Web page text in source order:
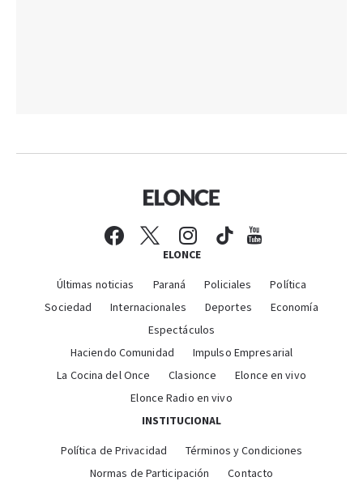
ELONCE
Últimas noticias Paraná Policiales
Política
Sociedad
Internacionales Deportes
Economía
Espectáculos
Haciendo Comunidad
Impulso Empresarial
La Cocina del Once
Clasionce
Elonce en vivo
Elonce Radio en vivo
INSTITUCIONAL
Política de Privacidad
Términos y Condiciones
Normas de Participación
Contacto